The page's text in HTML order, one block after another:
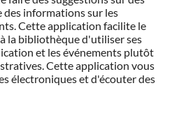
des informations sur les
Cette application facilite le
la bibliothèque d'utiliser ses
et les événements plutôt
Cette application vous
électroniques et d'écouter des